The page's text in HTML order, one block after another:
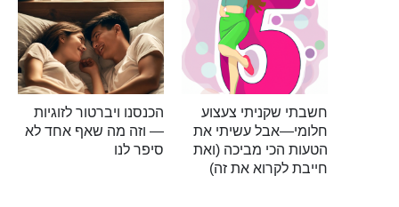
חשבתי שקניתי צעצוע
חלומי—אבל עשיתי את
הטעות הכי מביכה (ואת
חייבת לקרוא את זה)
הכנסנו ויברטור לזוגיות
— וזה מה שאף אחד לא
סיפר לנו